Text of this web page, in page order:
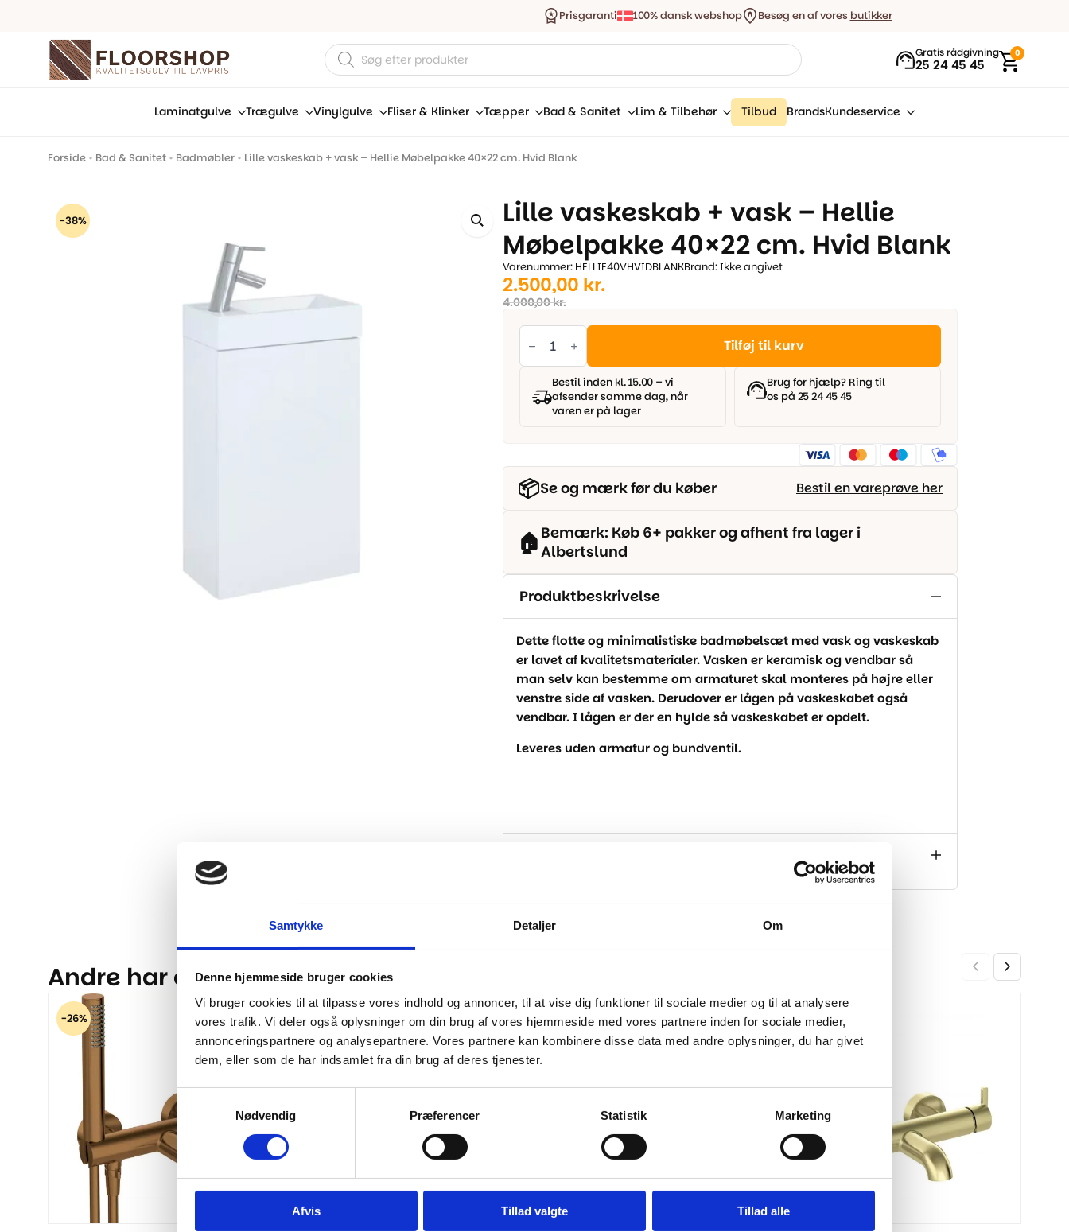
Samtykke Detaljer Om
Denne hjemmeside bruger cookies
Vi bruger cookies til at tilpasse vores indhold og annoncer, til at vise dig funktioner til sociale medier og til at analysere
vores trafik. Vi deler også oplysninger om din brug af vores hjemmeside med vores partnere inden for sociale medier,
annonceringspartnere og analysepartnere. Vores partnere kan kombinere disse data med andre oplysninger, du har givet
dem, eller som de har indsamlet fra din brug af deres tjenester.
Samtykkevalg
Nødvendig
Præferencer Statistik Marketing
Afvis Tillad valgte Tillad alle
Prisgaranti 100% dansk webshop Besøg en af vores butikker
Products
search
Gratis rådgivning
25 24 45 45
0
Laminatgulve Trægulve Vinylgulve Fliser & Klinker Tæpper Bad & Sanitet Lim & Tilbehør Tilbud BrandsKundeservice
Forside • Bad & Sanitet • Badmøbler • Lille vaskeskab + vask – Hellie Møbelpakke 40×22 cm. Hvid Blank
-38%
Lille vaskeskab + vask – Hellie
Møbelpakke 40×22 cm. Hvid Blank
Varenummer: HELLIE40VHVIDBLANKBrand: Ikke angivet
4.000,00kr.
Den
oprindelige
pris
var:
4.000,00 kr..
2.500,00 kr.
Den
aktuelle
pris
2.500,00 kr..
Lille
vaskeskab
vask
Hellie
Møbelpakke
40x22
Tilføj til kurv
Bestil inden kl. 15.00 – vi
afsender samme dag, når
varen er på lager
Brug for hjælp? Ring til
os på 25 24 45 45
📦Se og mærk før du køber Bestil en vareprøve her
🏠 Bemærk: Køb 6+ pakker og afhent fra lager i
Albertslund
Produktbeskrivelse
Dette flotte og minimalistiske badmøbelsæt med vask og vaskeskab
er lavet af kvalitetsmaterialer. Vasken er keramisk og vendbar så
man selv kan bestemme om armaturet skal monteres på højre eller
venstre side af vasken. Derudover er lågen på vaskeskabet også
vendbar. I lågen er der en hylde så vaskeskabet er opdelt.
Leveres uden armatur og bundventil.
Andre har også kigget på...
-26% -27% -30% -26%